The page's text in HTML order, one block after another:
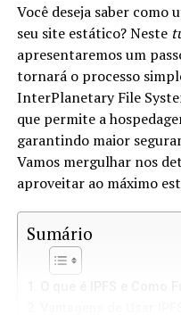
Você deseja saber como
seu site estático? Neste
apresentaremos um
tornará o processo
InterPlanetary File
que permite a
garantindo maior
Vamos mergulhar nos
aproveitar ao máximo
Sumário